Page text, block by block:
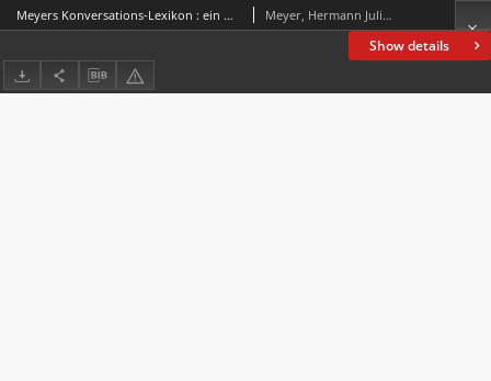
Show details
Meyers Konversations-Lexikon : ein Nachschlagewerk des allgemeinen Wissens Meyer, Hermann Julius (1826-1909)